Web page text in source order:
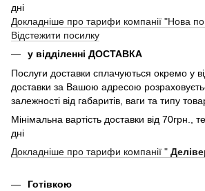
дні
Докладніше про тарифи компанії "Нова
Відстежити посилку
у відділенні ДОСТАВКА
Послуги доставки сплачуються окремо у
доставки за Вашою адресою
залежності від габаритів, ваги та типу
Мінімальна вартість доставки від 70грн.,
дні
Докладніше про тарифи компанії "
Готівкою